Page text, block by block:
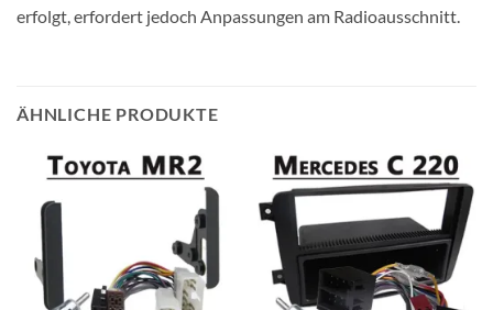
erfolgt, erfordert jedoch Anpassungen am Radioausschnitt.
ÄHNLICHE PRODUKTE